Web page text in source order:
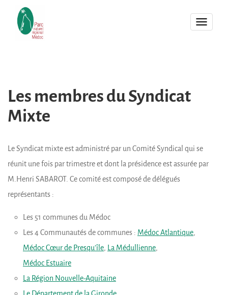
MENU
Les membres du Syndicat
Mixte
Le Syndicat mixte est administré par un Comité Syndical qui se
réunit une fois par trimestre et dont la présidence est assurée par
M.Henri SABAROT. Ce comité est composé de délégués
représentants :
Les 51 communes du Médoc
Les 4 Communautés de communes : Médoc Atlantique,
Médoc Cœur de Presqu’île, La Médullienne,
Médoc Estuaire
La Région Nouvelle-Aquitaine